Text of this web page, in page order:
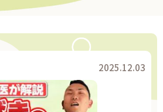
2025.12.03